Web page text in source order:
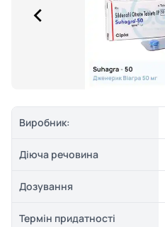
Виробник:
Діюча речовина
Дозування
Термін придатності